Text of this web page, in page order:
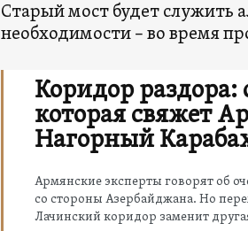
Старый мост будет служить
необходимости – во время
Коридор раздора:
которая свяжет
Нагорный
Армянские эксперты говорят об
со стороны Азербайджана. Но
Лачинский коридор заменит